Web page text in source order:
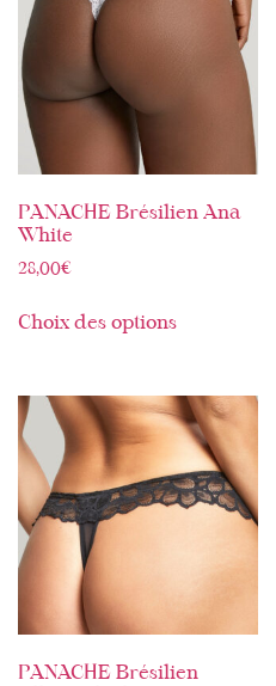
PANACHE Brésilien Ana
White
28,00€
Choix des options
PANACHE Brésilien